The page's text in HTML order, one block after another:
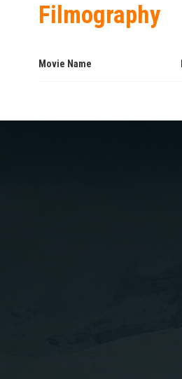
Filmography
Movie Name